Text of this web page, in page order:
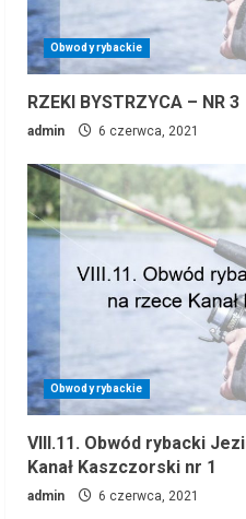
Obwody rybackie
RZEKI BYSTRZYCA – NR 3
admin 6 czerwca, 2021
Obwody rybackie
VIII.11. Obwód rybacki
Kanał Kaszczorski nr 1
admin 6 czerwca, 2021